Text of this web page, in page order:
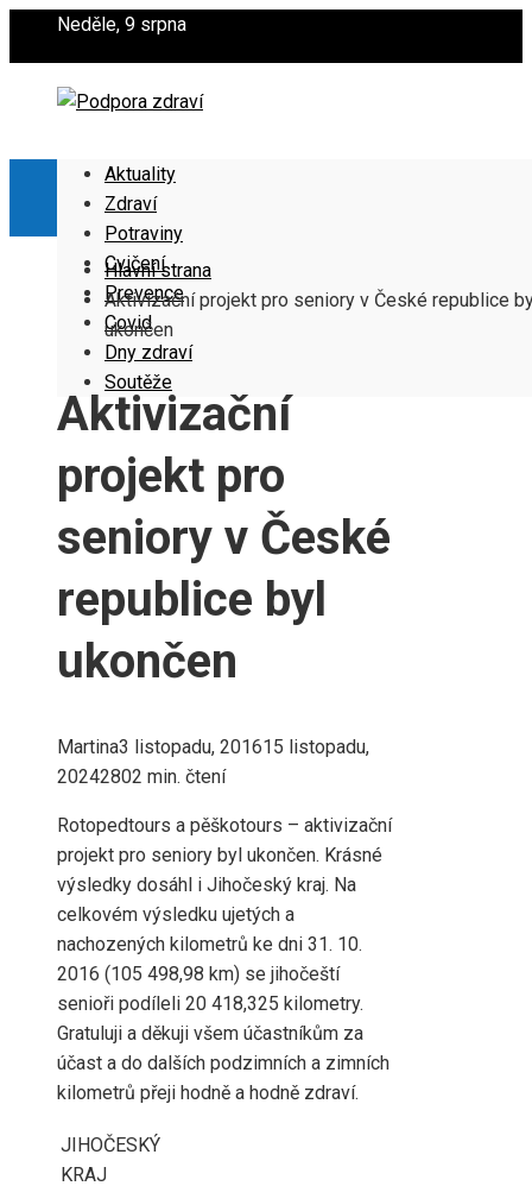
Neděle, 9 srpna
Aktuality
Zdraví
Potraviny
Cvičení
Prevence
Covid
Dny zdraví
Soutěže
Hlavní strana
Aktivizační projekt pro seniory v České republice
ukončen
Aktivizační
projekt pro
seniory v České
republice byl
ukončen
Martina3 listopadu, 201615 listopadu,
20242802 min. čtení
Rotopedtours a pěškotours – aktivizační
projekt pro seniory byl ukončen. Krásné
výsledky dosáhl i Jihočeský kraj. Na
celkovém výsledku ujetých a
nachozených kilometrů ke dni 31. 10.
2016 (105 498,98 km) se jihočeští
senioři podíleli 20 418,325 kilometry.
Gratuluji a děkuji všem účastníkům za
účast a do dalších podzimních a zimních
kilometrů přeji hodně a hodně zdraví.
JIHOČESKÝ
KRAJ